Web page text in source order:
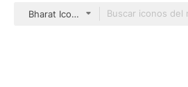
Bharat Icons Basic Outline